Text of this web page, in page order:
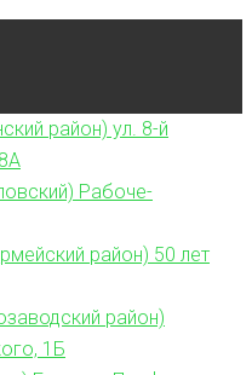
район) ул. 8-й
Рабоче-
район) 50 лет
район)
1Б